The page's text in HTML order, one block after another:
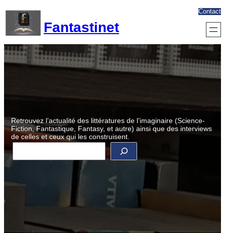
contenu
Fantastinet
Contact
Retrouvez l’actualité des littératures de l’imaginaire (Science-
Fiction, Fantastique, Fantasy, et autre) ainsi que des interviews
de celles et ceux qui les construisent.
R
e
c
r